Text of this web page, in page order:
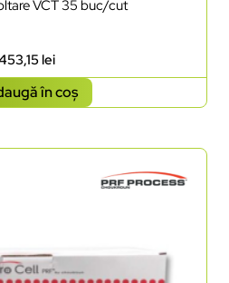
VCT 35 buc/cut
lei
în coș